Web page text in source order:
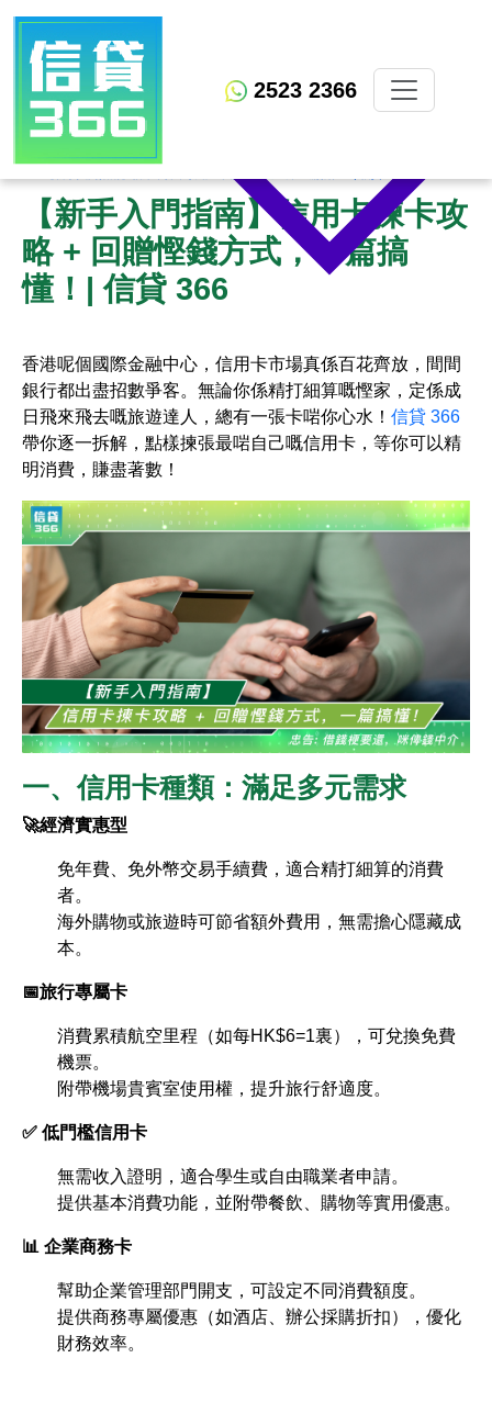
2523 2366
文章列表
貸款
【新手入門指南】信用卡揀卡攻
略 + 回贈慳錢方式，一篇搞
懂！| 信貸 366
香港呢個國際金融中心，信用卡市場真係百花齊放，間間
銀行都出盡招數爭客。無論你係精打細算嘅慳家，定係成
日飛來飛去嘅旅遊達人，總有一張卡啱你心水！ 信貸 366
帶你逐一拆解，點樣揀張最啱自己嘅信用卡，等你可以精
明消費，賺盡著數！
一、信用卡種類：滿足多元需求​
🚀經濟實惠型
免年費、免外幣交易手續費，適合精打細算的消費
者。
海外購物或旅遊時可節省額外費用，無需擔心隱藏成
本。
📅旅行專屬卡
消費累積航空里程（如每HK$6=1裏），可兌換免費
機票。
附帶機場貴賓室使用權，提升旅行舒適度。
✅ 低門檻信用卡
無需收入證明，適合學生或自由職業者申請。
提供基本消費功能，並附帶餐飲、購物等實用優惠。
📊 企業商務卡
幫助企業管理部門開支，可設定不同消費額度。
提供商務專屬優惠（如酒店、辦公採購折扣），優化
財務效率。
（三）信用卡里數回贈：為旅行助力